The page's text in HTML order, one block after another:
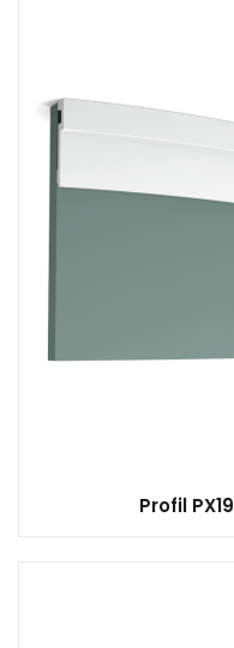
Profil